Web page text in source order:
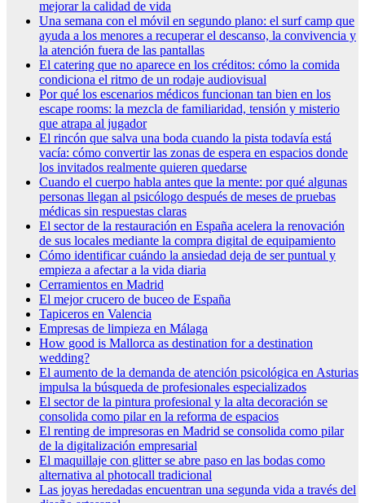
mejorar la calidad de vida
Una semana con el móvil en segundo plano: el surf camp que
ayuda a los menores a recuperar el descanso, la convivencia y
la atención fuera de las pantallas
El catering que no aparece en los créditos: cómo la comida
condiciona el ritmo de un rodaje audiovisual
Por qué los escenarios médicos funcionan tan bien en los
escape rooms: la mezcla de familiaridad, tensión y misterio
que atrapa al jugador
El rincón que salva una boda cuando la pista todavía está
vacía: cómo convertir las zonas de espera en espacios donde
los invitados realmente quieren quedarse
Cuando el cuerpo habla antes que la mente: por qué algunas
personas llegan al psicólogo después de meses de pruebas
médicas sin respuestas claras
El sector de la restauración en España acelera la renovación
de sus locales mediante la compra digital de equipamiento
Cómo identificar cuándo la ansiedad deja de ser puntual y
empieza a afectar a la vida diaria
Cerramientos en Madrid
El mejor crucero de buceo de España
Tapiceros en Valencia
Empresas de limpieza en Málaga
How good is Mallorca as destination for a destination
wedding?
El aumento de la demanda de atención psicológica en Asturias
impulsa la búsqueda de profesionales especializados
El sector de la pintura profesional y la alta decoración se
consolida como pilar en la reforma de espacios
El renting de impresoras en Madrid se consolida como pilar
de la digitalización empresarial
El maquillaje con glitter se abre paso en las bodas como
alternativa al photocall tradicional
Las joyas heredadas encuentran una segunda vida a través del